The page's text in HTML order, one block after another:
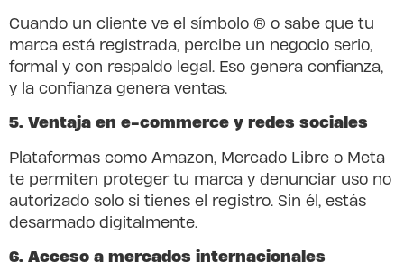
Cuando un cliente ve el símbolo ® o sabe que tu
marca está registrada, percibe un negocio serio,
formal y con respaldo legal. Eso genera confianza,
y la confianza genera ventas.
5. Ventaja en e-commerce y redes sociales
Plataformas como Amazon, Mercado Libre o Meta
te permiten proteger tu marca y denunciar uso no
autorizado solo si tienes el registro. Sin él, estás
desarmado digitalmente.
6. Acceso a mercados internacionales